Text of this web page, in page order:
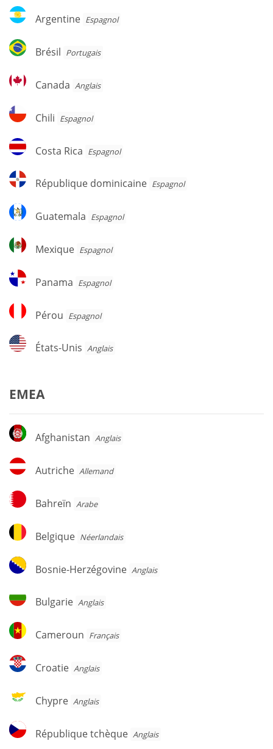
Argentine
Argentine Espagnol
Brésil
Brésil Portugais
Canada
Canada Anglais
Chili
Chili Espagnol
Costa
Rica
Costa Rica Espagnol
République
dominicaine
République dominicaine Espagnol
Guatemala
Guatemala Espagnol
Mexique
Mexique Espagnol
Panama
Panama Espagnol
Pérou
Pérou Espagnol
États-
Unis
États-Unis Anglais
EMEA
Afghanistan
Afghanistan Anglais
Autriche
Autriche Allemand
Bahreïn
Bahreïn Arabe
Belgique
Belgique Néerlandais
Bosnie-
Herzégovine
Bosnie-Herzégovine Anglais
Bulgarie
Bulgarie Anglais
Cameroun
Cameroun Français
Croatie
Croatie Anglais
Chypre
Chypre Anglais
République
tchèque
République tchèque Anglais